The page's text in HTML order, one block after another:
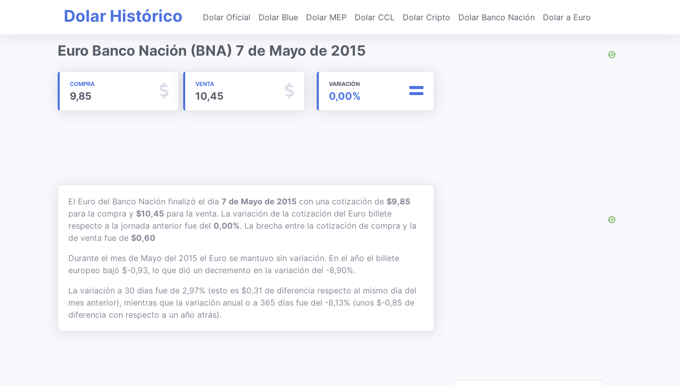
Dolar Histórico Dolar Oficial Dolar Blue Dolar MEP Dolar CCL Dolar Cripto Dolar Banco Nación Dolar a Euro
Euro Banco Nación (BNA) 7 de Mayo de 2015
COMPRA
9,85
VENTA
10,45
VARIACIÓN
0,00%
El Euro del Banco Nación finalizó el día 7 de Mayo de 2015 con una cotización de $9,85
para la compra y $10,45 para la venta. La variación de la cotización del Euro billete
respecto a la jornada anterior fue del 0,00%. La brecha entre la cotización de compra y la
de venta fue de $0,60
Durante el mes de Mayo del 2015 el Euro se mantuvo sin variación. En el año el billete
europeo bajó $-0,93, lo que dió un decremento en la variación del -8,90%.
La variación a 30 días fue de 2,97% (esto es $0,31 de diferencia respecto al mismo día del
mes anterior), mientras que la variación anual o a 365 días fue del -8,13% (unos $-0,85 de
diferencia con respecto a un año atrás).